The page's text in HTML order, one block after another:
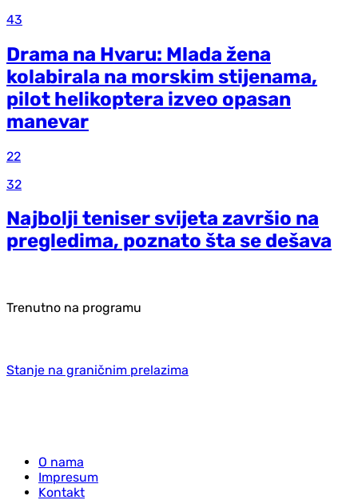
43
Drama na Hvaru: Mlada žena
kolabirala na morskim stijenama,
pilot helikoptera izveo opasan
manevar
22
32
Najbolji teniser svijeta završio na
pregledima, poznato šta se dešava
Trenutno na programu
Stanje na graničnim prelazima
O nama
Impresum
Kontakt